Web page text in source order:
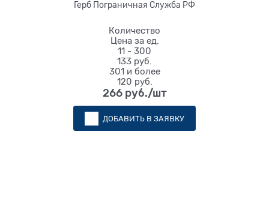
Герб Пограничная Служба РФ
Количество
Цена за ед.
11 - 300
133 руб.
301 и более
120 руб.
266 руб./шт
ДОБАВИТЬ В ЗАЯВКУ